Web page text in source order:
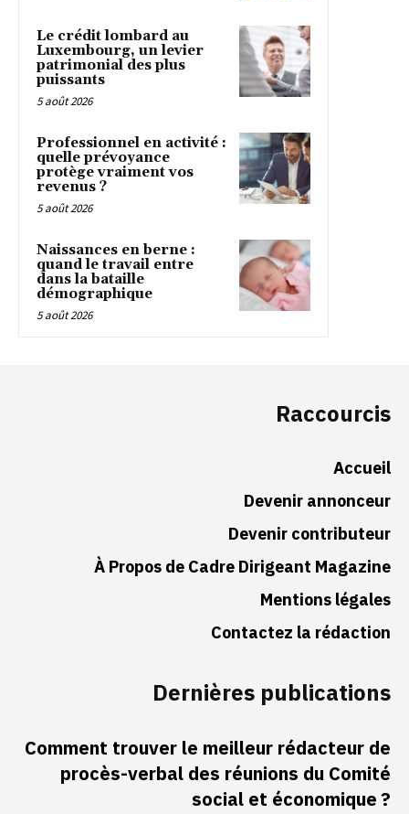
Le crédit lombard au
Luxembourg, un levier
patrimonial des plus
puissants
5 août 2026
Professionnel en activité :
quelle prévoyance
protège vraiment vos
revenus ?
5 août 2026
Naissances en berne :
quand le travail entre
dans la bataille
démographique
5 août 2026
Raccourcis
Accueil
Devenir annonceur
Devenir contributeur
À Propos de Cadre Dirigeant Magazine
Mentions légales
Contactez la rédaction
Dernières publications
Comment trouver le meilleur rédacteur de
procès-verbal des réunions du Comité
social et économique ?